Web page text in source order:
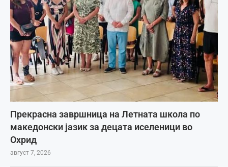
Прекрасна завршница на Летната школа по
македонски јазик за децата иселеници во
Охрид
август 7, 2026